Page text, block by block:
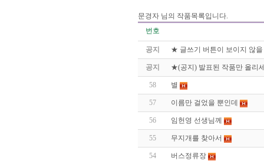
문경자 님의 작품목록입니다.
번호
공지 ★ 글쓰기 버튼이 보이지 않
공지 ★(공지) 발표된 작품만 올리
58 별
57 이름만 걸었을 뿐인데
56 임헌영 선생님께
55 무지개를 찾아서
54 버스정류장